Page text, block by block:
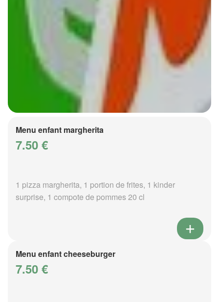
Menu enfant margherita
7.50 €
1 pizza margherita, 1 portion de frites, 1 kinder
surprise, 1 compote de pommes 20 cl
Menu enfant cheeseburger
7.50 €